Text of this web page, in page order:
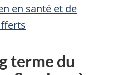
en santé et de
terme du